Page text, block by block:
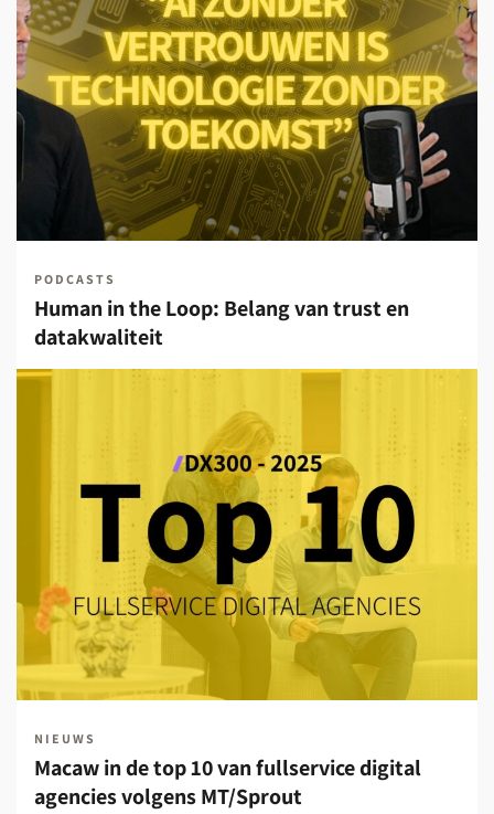
PODCASTS
Human in the Loop: Belang van trust en
datakwaliteit
NIEUWS
Macaw in de top 10 van fullservice digital
agencies volgens MT/Sprout